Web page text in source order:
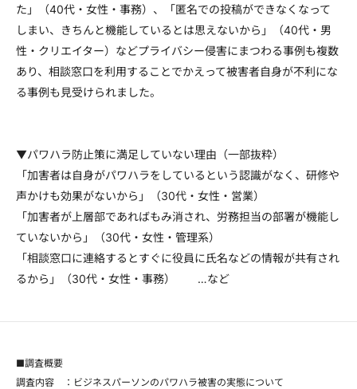
た」（40代・女性・事務）、「匿名での投稿ができなくなって
しまい、きちんと機能しているとは思えないから」（40代・男
性・クリエイター）などプライバシー侵害にまつわる事例も複数
あり、相談窓口を利用することでかえって被害者自身が不利にな
る事例も見受けられました。
▼パワハラ防止策に満足していない理由（一部抜粋）
「加害者は自身がパワハラをしているという認識がなく、研修や
声かけも効果がないから」（30代・女性・営業）
「加害者が上層部であればもみ消され、労務担当の部署が機能し
ていないから」（30代・女性・管理系）
「相談窓口に連絡するとすぐに役員に氏名などの情報が共有され
るから」（30代・女性・事務） …など
■調査概要
調査内容 ：ビジネスパーソンのパワハラ被害の実態について